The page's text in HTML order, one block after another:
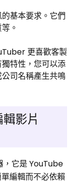
基本要求。它們
。
更喜歡客製
特性，您可以添
司名稱產生共鳴
影片
，它是 YouTube
編輯而不必依賴